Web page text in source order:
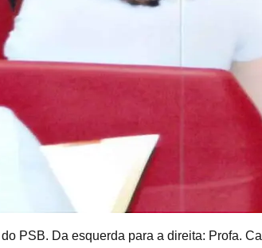
PSB. Da esquerda para a direita: Profa.